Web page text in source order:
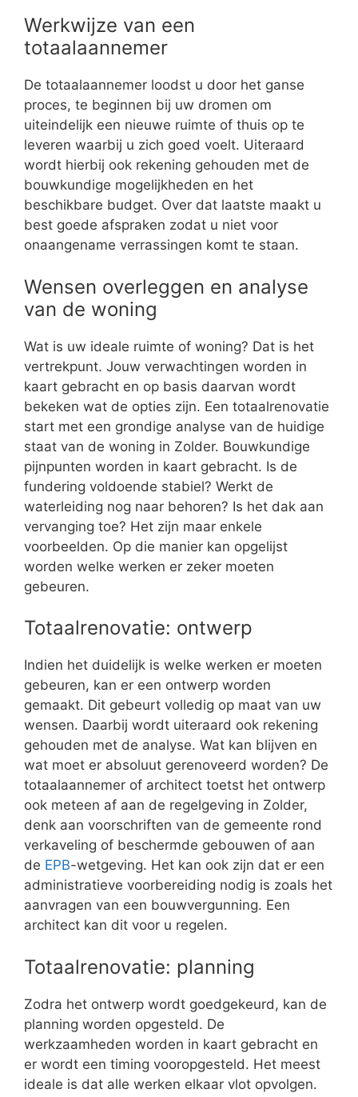
Werkwijze van een
totaalaannemer
De totaalaannemer loodst u door het ganse
proces, te beginnen bij uw dromen om
uiteindelijk een nieuwe ruimte of thuis op te
leveren waarbij u zich goed voelt. Uiteraard
wordt hierbij ook rekening gehouden met de
bouwkundige mogelijkheden en het
beschikbare budget. Over dat laatste maakt u
best goede afspraken zodat u niet voor
onaangename verrassingen komt te staan.
Wensen overleggen en analyse
van de woning
Wat is uw ideale ruimte of woning? Dat is het
vertrekpunt. Jouw verwachtingen worden in
kaart gebracht en op basis daarvan wordt
bekeken wat de opties zijn. Een totaalrenovatie
start met een grondige analyse van de huidige
staat van de woning in Zolder. Bouwkundige
pijnpunten worden in kaart gebracht. Is de
fundering voldoende stabiel? Werkt de
waterleiding nog naar behoren? Is het dak aan
vervanging toe? Het zijn maar enkele
voorbeelden. Op die manier kan opgelijst
worden welke werken er zeker moeten
gebeuren.
Totaalrenovatie: ontwerp
Indien het duidelijk is welke werken er moeten
gebeuren, kan er een ontwerp worden
gemaakt. Dit gebeurt volledig op maat van uw
wensen. Daarbij wordt uiteraard ook rekening
gehouden met de analyse. Wat kan blijven en
wat moet er absoluut gerenoveerd worden? De
totaalaannemer of architect toetst het ontwerp
ook meteen af aan de regelgeving in Zolder,
denk aan voorschriften van de gemeente rond
verkaveling of beschermde gebouwen of aan
de EPB-wetgeving. Het kan ook zijn dat er een
administratieve voorbereiding nodig is zoals het
aanvragen van een bouwvergunning. Een
architect kan dit voor u regelen.
Totaalrenovatie: planning
Zodra het ontwerp wordt goedgekeurd, kan de
planning worden opgesteld. De
werkzaamheden worden in kaart gebracht en
er wordt een timing vooropgesteld. Het meest
ideale is dat alle werken elkaar vlot opvolgen.